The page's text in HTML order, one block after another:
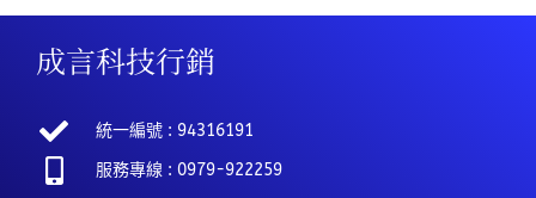
成言科技行銷
統一編號 : 94316191
服務專線 : 0979-922259